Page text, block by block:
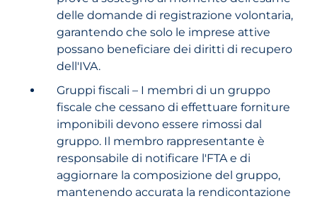
delle domande di registrazione volontaria,
garantendo che solo le imprese attive
possano beneficiare dei diritti di recupero
dell'IVA.
Gruppi fiscali – I membri di un gruppo
fiscale che cessano di effettuare forniture
imponibili devono essere rimossi dal
gruppo. Il membro rappresentante è
responsabile di notificare l'FTA e di
aggiornare la composizione del gruppo,
mantenendo accurata la rendicontazione